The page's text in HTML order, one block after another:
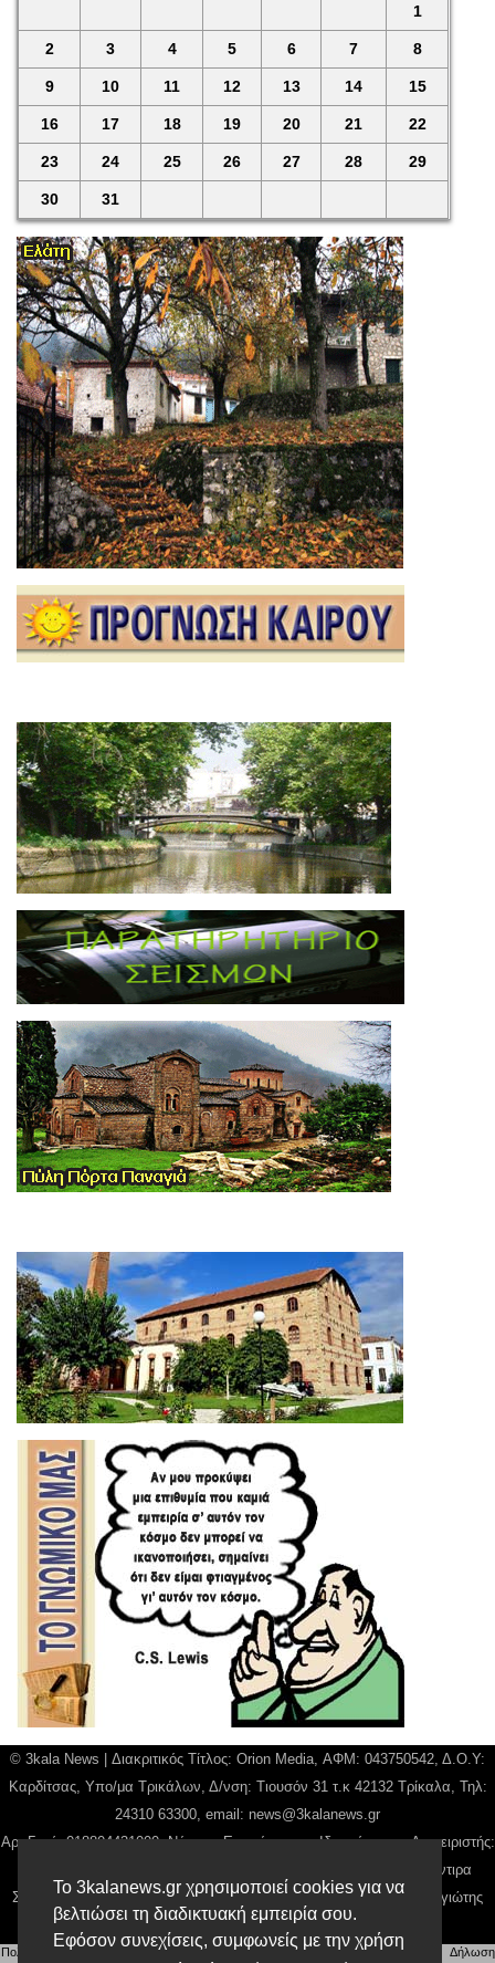
Το 3kalanews.gr χρησιμοποιεί cookies για να
βελτιώσει τη διαδικτυακή εμπειρία σου.
Εφόσον συνεχίσεις, συμφωνείς με την χρήση
1
2 3 4 5 6 7 8
9 10 11 12 13 14 15
16 17 18 19 20 21 22
23 24 25 26 27 28 29
30 31
© 3kala News | Διακριτικός Τίτλος: Orion Media, ΑΦΜ: 043750542, Δ.Ο.Υ:
Καρδίτσας, Υπο/μα Τρικάλων, Δ/νση: Τιουσόν 31 τ.κ 42132 Τρίκαλα, Τηλ:
24310 63300, email: news@3kalanews.gr
Αρ. Γεμή: 018804431000, Νόμιμος Εκπρόσωπος, Ιδιοκτήτης και Διαχειριστής:
Παναγιώτης Φιλίππου, Διευθύντρια: Γιαννουσά Βασιλική, Διευθύντιρα
Σύνταξης: Μπαλαμπάνη Βασιλική. Δικαιούχος domain name Παναγιώτης
Φιλίππου
Πολιτική απορρήτου Αίτηση Διαχείρισης Προσωπικών Δεδομένων |Όροι χρήσης
Δήλωση